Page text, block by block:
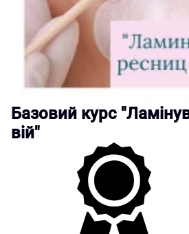
Базовий курс
вій"